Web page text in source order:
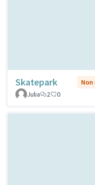
Skatepark
Julia
2 0